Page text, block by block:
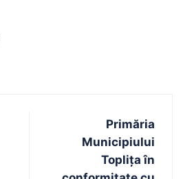
Primăria
Municipiului
Toplița în